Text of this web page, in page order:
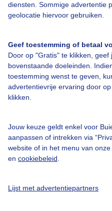
diensten. Sommige advertentie
geolocatie hiervoor gebruiken.
Geef toestemming of betaal
Door op "Gratis" te klikken,
bovenstaande doeleinden.
toestemming wenst te geven,
advertentievrije ervaring door
klikken.
Jouw keuze geldt enkel voor
aanpassen of intrekken via
website of in het menu van
en cookiebeleid
Lijst met advertentiepartners
Bedrijfsgegevens
Veelgestelde vragen
Contact
Gebruikersvoorwaarden
Adverteren